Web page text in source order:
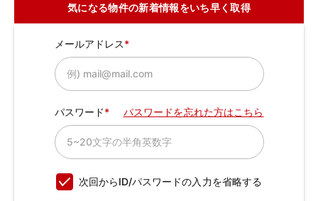
気になる物件の新着情報をいち早く取得
メールアドレス
パスワード パスワードを忘れた方はこちら
次回からID/パスワードの入力を省略する